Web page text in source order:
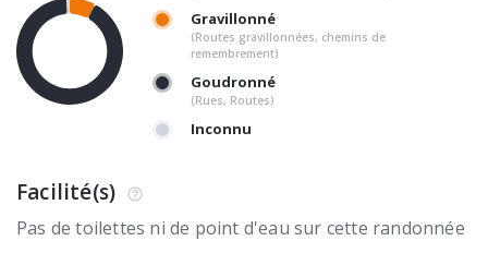
Gravillonné
(Routes gravillonnées, chemins de
remembrement)
Goudronné
(Rues, Routes)
Inconnu
Facilité(s)
Pas de toilettes ni de point d'eau sur cette randonnée